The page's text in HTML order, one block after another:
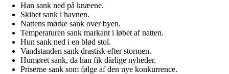
Han sank ned på knæene.
Skibet sank i havnen.
Nattens mørke sank over byen.
Temperaturen sank markant i løbet af natten.
Hun sank ned i en blød stol.
Vandstanden sank drastisk efter stormen.
Humøret sank, da han fik dårlige nyheder.
Priserne sank som følge af den nye konkurrence.